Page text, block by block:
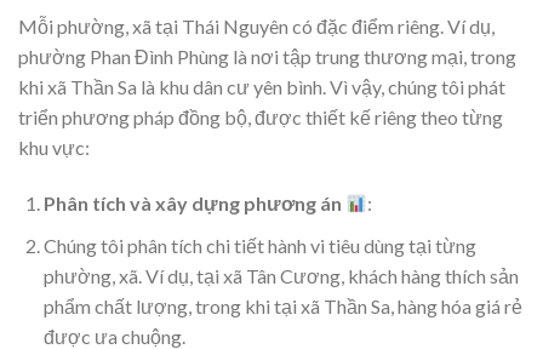
Mỗi phường, xã tại Thái Nguyên có đặc điểm riêng. Ví dụ,
phường Phan Đình Phùng là nơi tập trung thương mại, trong
khi xã Thần Sa là khu dân cư yên bình. Vì vậy, chúng tôi phát
triển phương pháp đồng bộ, được thiết kế riêng theo từng
khu vực:
Phân tích và xây dựng phương án
:
Chúng tôi phân tích chi tiết hành vi tiêu dùng tại từng
phường, xã. Ví dụ, tại xã Tân Cương, khách hàng thích sản
phẩm chất lượng, trong khi tại xã Thần Sa, hàng hóa giá rẻ
được ưa chuộng.